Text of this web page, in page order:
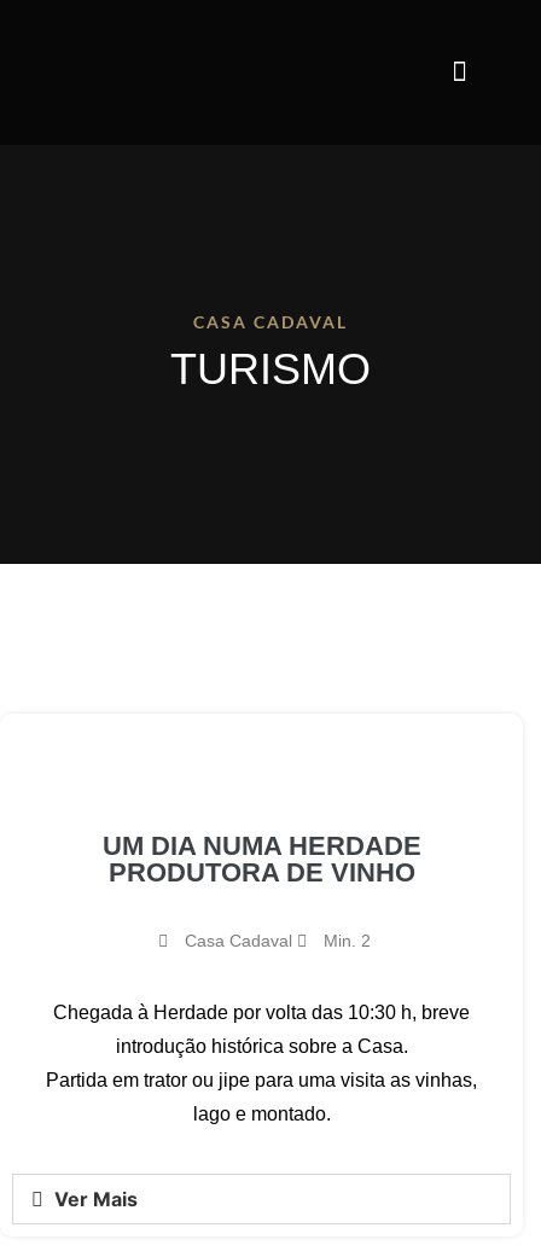
CASA CADAVAL
TURISMO
UM DIA NUMA HERDADE
PRODUTORA DE VINHO​
Casa Cadaval Min. 2
Chegada à Herdade por volta das 10:30 h, breve
introdução histórica sobre a Casa.
Partida em trator ou jipe para uma visita as vinhas,
lago e montado.
Ver Mais